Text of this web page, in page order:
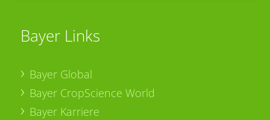
Bayer Links
Bayer Global
Bayer CropScience World
Bayer Karriere